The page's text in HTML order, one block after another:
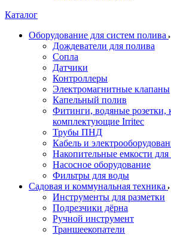
Каталог
Оборудование для систем полива
Дождеватели для полива
Сопла
Датчики
Контроллеры
Электромагнитные клапаны
Капельный полив
Фитинги, водяные розетки,
комплектующие Irritec
Трубы ПНД
Кабель и
Накопительные емкости
Насосное оборудование
Фильтры для воды
Садовая и коммунальная техника
Инструменты для разметки
Подрезчики дёрна
Ручной инструмент
Траншеекопатели